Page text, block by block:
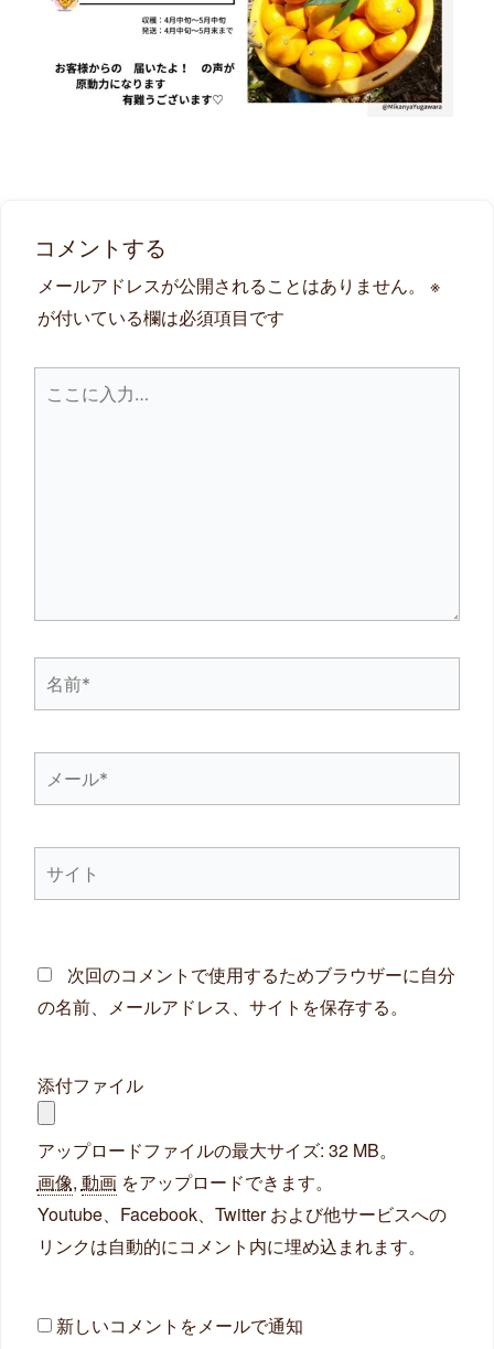
コメントする
メールアドレスが公開されることはありません。
※
が付いている欄は必須項目です
前
ー
イ
次回のコメントで使用するためブラウザーに自分
の名前、メールアドレス、サイトを保存する。
添付ファイル
アップロードファイルの最大サイズ: 32 MB。
画像, 動画をアップロードできます。
Youtube、Facebook、Twitter および他サービスへの
リンクは自動的にコメント内に埋め込まれます。
新しいコメントをメールで通知